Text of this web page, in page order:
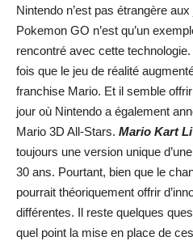
Nintendo n’est pas étrangère
Pokemon GO n’est qu’un
rencontré avec cette
fois que le jeu de réalité
franchise Mario. Et il semble
jour où Nintendo a également
Mario 3D All-Stars. Mario Kart
toujours une version unique
30 ans. Pourtant, bien que le
pourrait théoriquement offrir
différentes. Il reste quelques
quel point la mise en place de